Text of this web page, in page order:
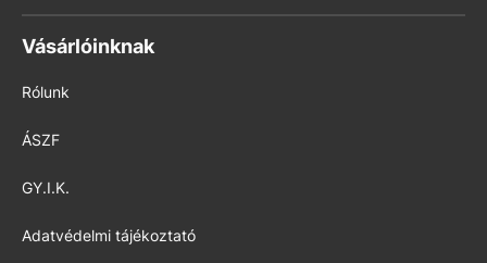
Vásárlóinknak
Rólunk
ÁSZF
GY.I.K.
Adatvédelmi tájékoztató